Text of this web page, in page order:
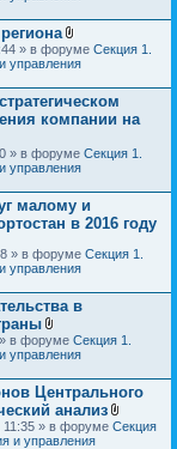
В
л
ж
е
н
» в форуме Секция 1.
управления
компании на
» в форуме Секция 1.
управления
малому и
в 2016 году
» в форуме Секция 1.
управления
в
В
л
ж
е
н
и
я
в форуме Секция 1.
управления
Центрального
анализ
В
11:35 » в форуме Секция
и управления